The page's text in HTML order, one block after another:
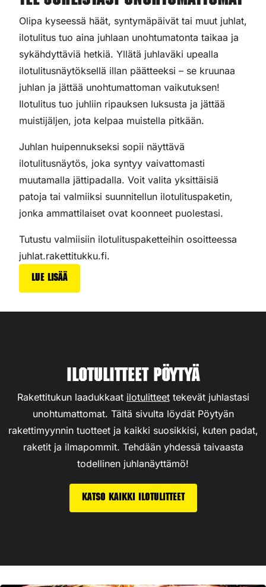
Olipa kyseessä häät, syntymäpäivät tai muut juhlat,
ilotulitus tuo aina juhlaan unohtumatonta taikaa ja
sykähdyttäviä hetkiä. Yllätä juhlaväki upealla
ilotulitusnäytöksellä illan päätteeksi – se kruunaa
juhlan ja jättää unohtumattoman vaikutuksen!
Ilotulitus tuo juhliin ripauksen luksusta ja jättää
muistijäljen, jota kelpaa muistella pitkään.
Juhlan huipennukseksi sopii näyttävä
ilotulitusnäytös, joka syntyy vaivattomasti
muutamalla jättipadalla. Voit valita yksittäisiä
patoja tai valmiiksi suunnitellun ilotulituspaketin,
jonka ammattilaiset ovat koonneet puolestasi.
Tutustu valmiisiin ilotulituspaketteihin osoitteessa
juhlat.rakettitukku.fi.
Lue lisää
Ilotulitteet Pöytyä
Rakettitukun laadukkaat ilotulitteettekevät juhlastasi
unohtumattomat. Tältä sivulta löydät Pöytyän
rakettimyynnin tuotteet ja kaikki suosikkisi, kuten padat,
raketit ja ilmapommit. Tehdään yhdessä taivaasta
todellinen juhlanäyttämö!
Katso kaikki ilotulitteet